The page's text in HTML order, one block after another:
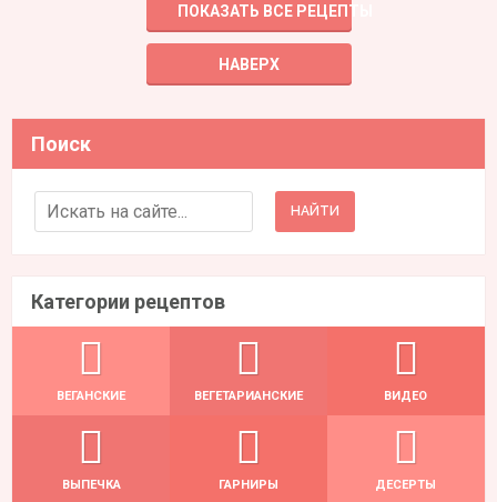
ПОКАЗАТЬ ВСЕ РЕЦЕПТЫ
НАВЕРХ
Поиск
Search for:
Категории рецептов
ВЕГАНСКИЕ ВЕГЕТАРИАНСКИЕ ВИДЕО
ВЫПЕЧКА ГАРНИРЫ ДЕСЕРТЫ